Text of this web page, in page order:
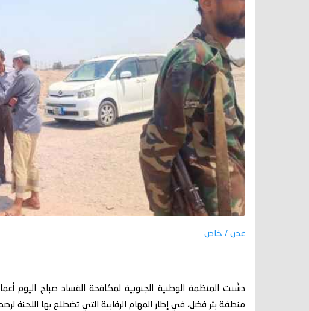
عدن / خاص
دشّنت المنظمة الوطنية الجنوبية لمكافحة الفساد صباح اليوم
منطقة بئر فضل، في إطار المهام الرقابية التي تضطلع بها اللجنة